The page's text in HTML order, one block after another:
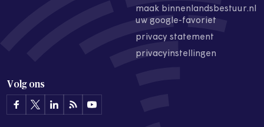
maak binnenlandsbestuur.nl
uw google-favoriet
privacy statement
privacyinstellingen
Volg ons